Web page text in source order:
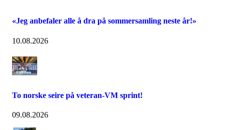
«Jeg anbefaler alle å dra på sommersamling neste år!»
10.08.2026
To norske seire på veteran-VM sprint!
09.08.2026